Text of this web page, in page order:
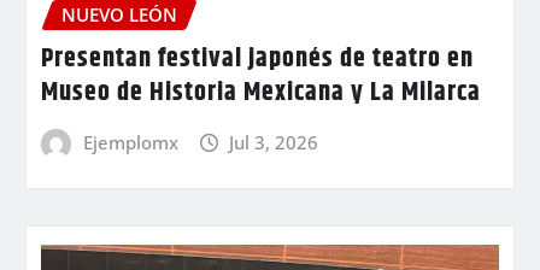
NUEVO LEÓN
Presentan festival japonés de teatro en
Museo de Historia Mexicana y La Milarca
Ejemplomx Jul 3, 2026